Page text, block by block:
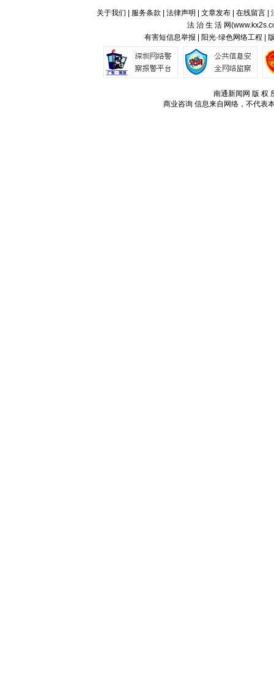
关于我们 服务条款 法律声明 文章发布| 在线留言|
法 治 生 活 网(
有害短信息举报 | 阳光·绿色网络工程 |
南通新闻网 版 权
商业咨询 信息来自网络，不代表